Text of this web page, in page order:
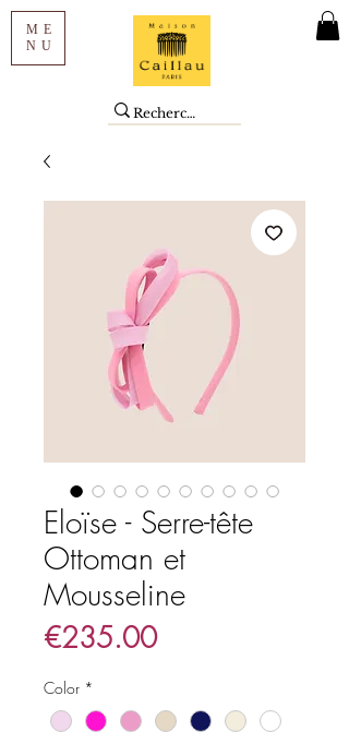
ME
NU
Eloïse - Serre-tête
Ottoman et
Mousseline
€235.00Price
Color *